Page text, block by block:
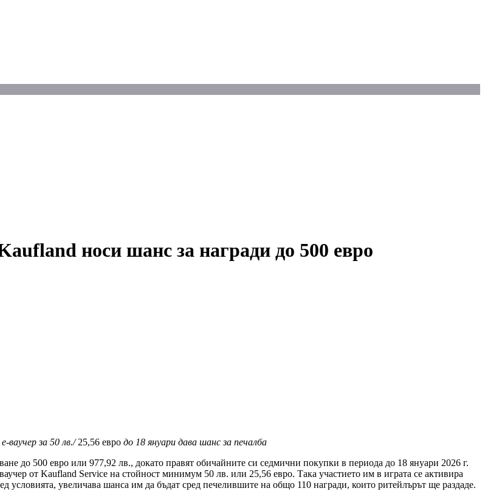
носи шанс за награди до 500 евро
ваучер за 50 лв./25,56 евродо 18 януари дава шанс за печалба
до 500 евро или 977,92 лв., докато правят обичайните си седмични покупки в периода до 18 януари 2026 г.
от Kaufland Service на стойност минимум 50 лв. или 25,56 евро. Така участието им в играта се активира
условията, увеличава шанса им да бъдат сред печелившите на общо 110 награди, които ритейлърът ще раздаде.